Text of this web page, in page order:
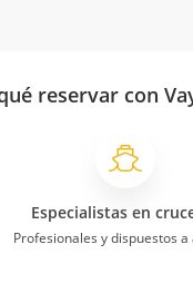
reservar con
Especialistas en
Profesionales y dispuestos a